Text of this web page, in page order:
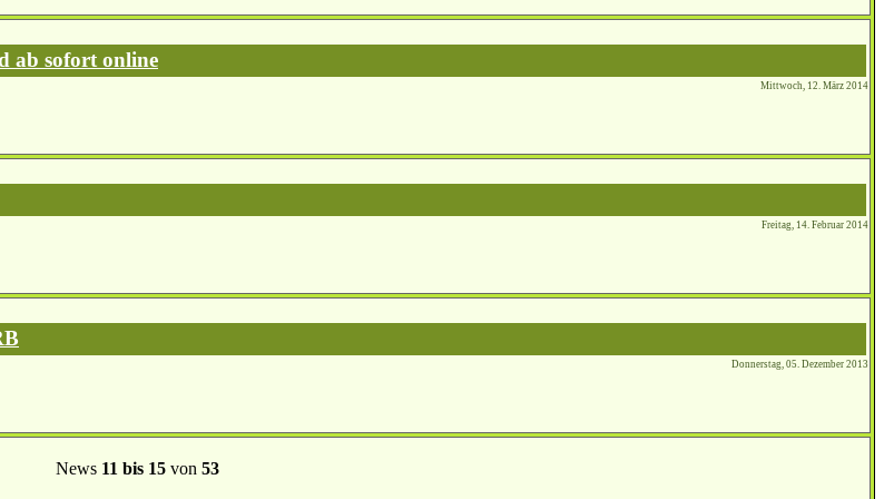
ab sofort online
Mittwoch, 12. März 2014
Freitag, 14. Februar 2014
Donnerstag, 05. Dezember 2013
News 11 bis 15 von 53